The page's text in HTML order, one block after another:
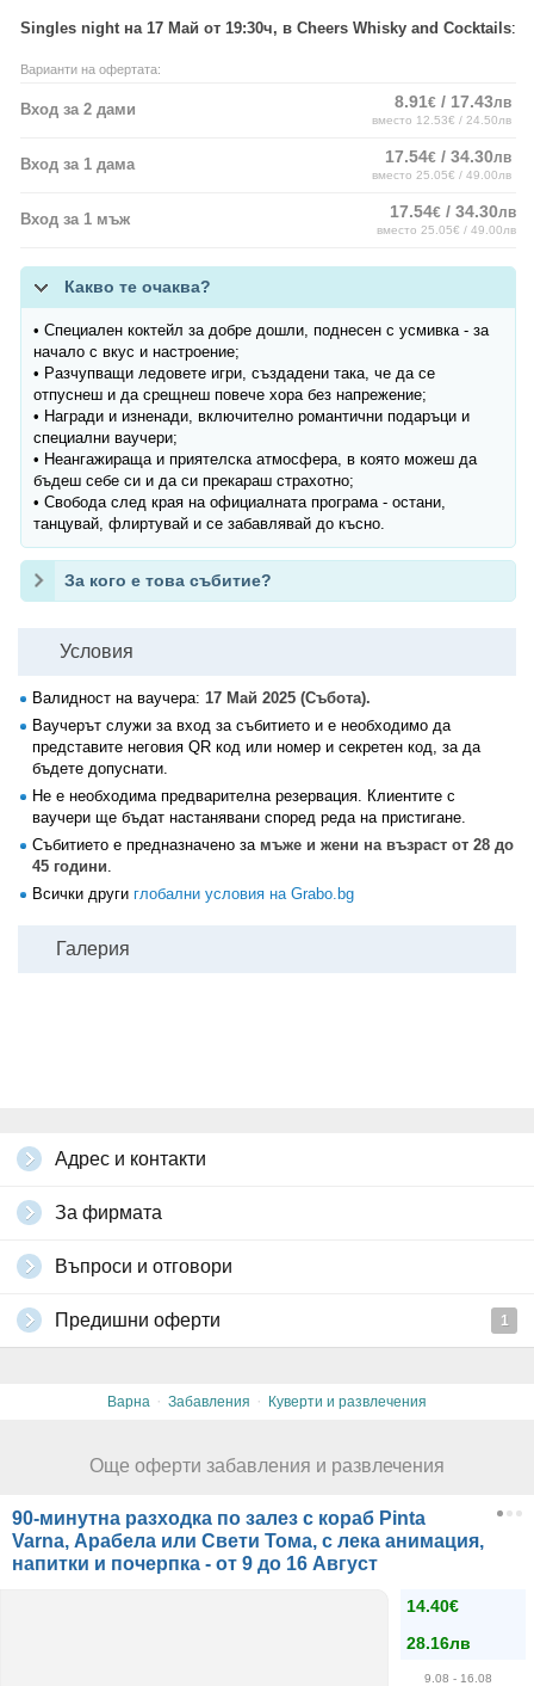
Singles night на 17 Май от 19:30ч, в Cheers Whisky and Cocktails:
Варианти на офертата:
Вход за 2 дами 8.91€ / 17.43лв
вместо 12.53€ / 24.50лв
Вход за 1 дама 17.54€ / 34.30лв
вместо 25.05€ / 49.00лв
Вход за 1 мъж 17.54€ / 34.30лв
вместо 25.05€ / 49.00лв
Какво те очаква?
• Специален коктейл за добре дошли, поднесен с усмивка - за
начало с вкус и настроение;
• Разчупващи ледовете игри, създадени така, че да се
отпуснеш и да срещнеш повече хора без напрежение;
• Награди и изненади, включително романтични подаръци и
специални ваучери;
• Неангажираща и приятелска атмосфера, в която можеш да
бъдеш себе си и да си прекараш страхотно;
• Свобода след края на официалната програма - остани,
танцувай, флиртувай и се забавлявай до късно.
За кого е това събитие?
Условия
Валидност на ваучера: 17 Май 2025 (Събота).
Ваучерът служи за вход за събитието и е необходимо да
представите неговия QR код или номер и секретен код, за да
бъдете допуснати.
Не е необходима предварителна резервация. Клиентите с
ваучери ще бъдат настанявани според реда на пристигане.
Събитието е предназначено за мъже и жени на възраст от 28 до
45 години.
Всички други глобални условия на Grabo.bg
Галерия
Адрес и контакти
За фирмата
Въпроси и отговори
Предишни оферти 1
Варна · Забавления · Куверти и развлечения
Още оферти забавления и развлечения
90-минутна разходка по залез с кораб Pinta
Varna, Арабела или Свети Тома, с лека анимация,
напитки и почерпка - от 9 до 16 Август
14.40€
28.16лв
9.08 - 16.08